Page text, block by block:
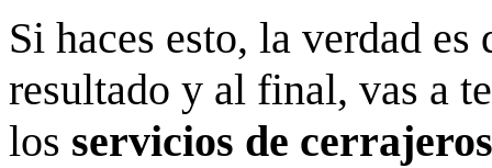
Si haces esto, la verdad
resultado y al final, vas a
los servicios de